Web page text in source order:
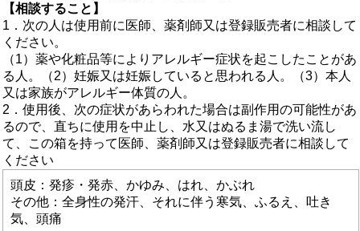
【相談すること】
1．次の人は使用前に医師、薬剤師又は登録販売者に相談して
ください。
（1）薬や化粧品等によりアレルギー症状を起こしたことがあ
る人。（2）妊娠又は妊娠していると思われる人。（3）本人
又は家族がアレルギー体質の人。
2．使用後、次の症状があらわれた場合は副作用の可能性があ
るので、直ちに使用を中止し、水又はぬるま湯で洗い流し
て、この箱を持って医師、薬剤師又は登録販売者に相談して
ください
頭皮：発疹・発赤、かゆみ、はれ、かぶれ
その他：全身性の発汗、それに伴う寒気、ふるえ、吐き
気、頭痛